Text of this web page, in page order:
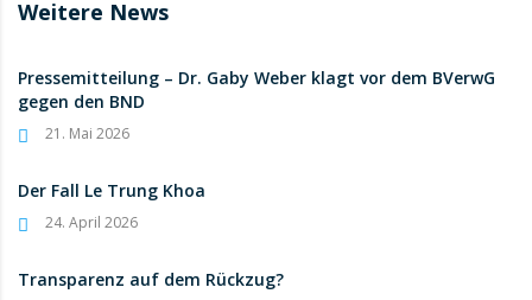
Weitere News
Pressemitteilung – Dr. Gaby Weber klagt vor dem BVerwG
gegen den BND
21. Mai 2026
Der Fall Le Trung Khoa
24. April 2026
Transparenz auf dem Rückzug?